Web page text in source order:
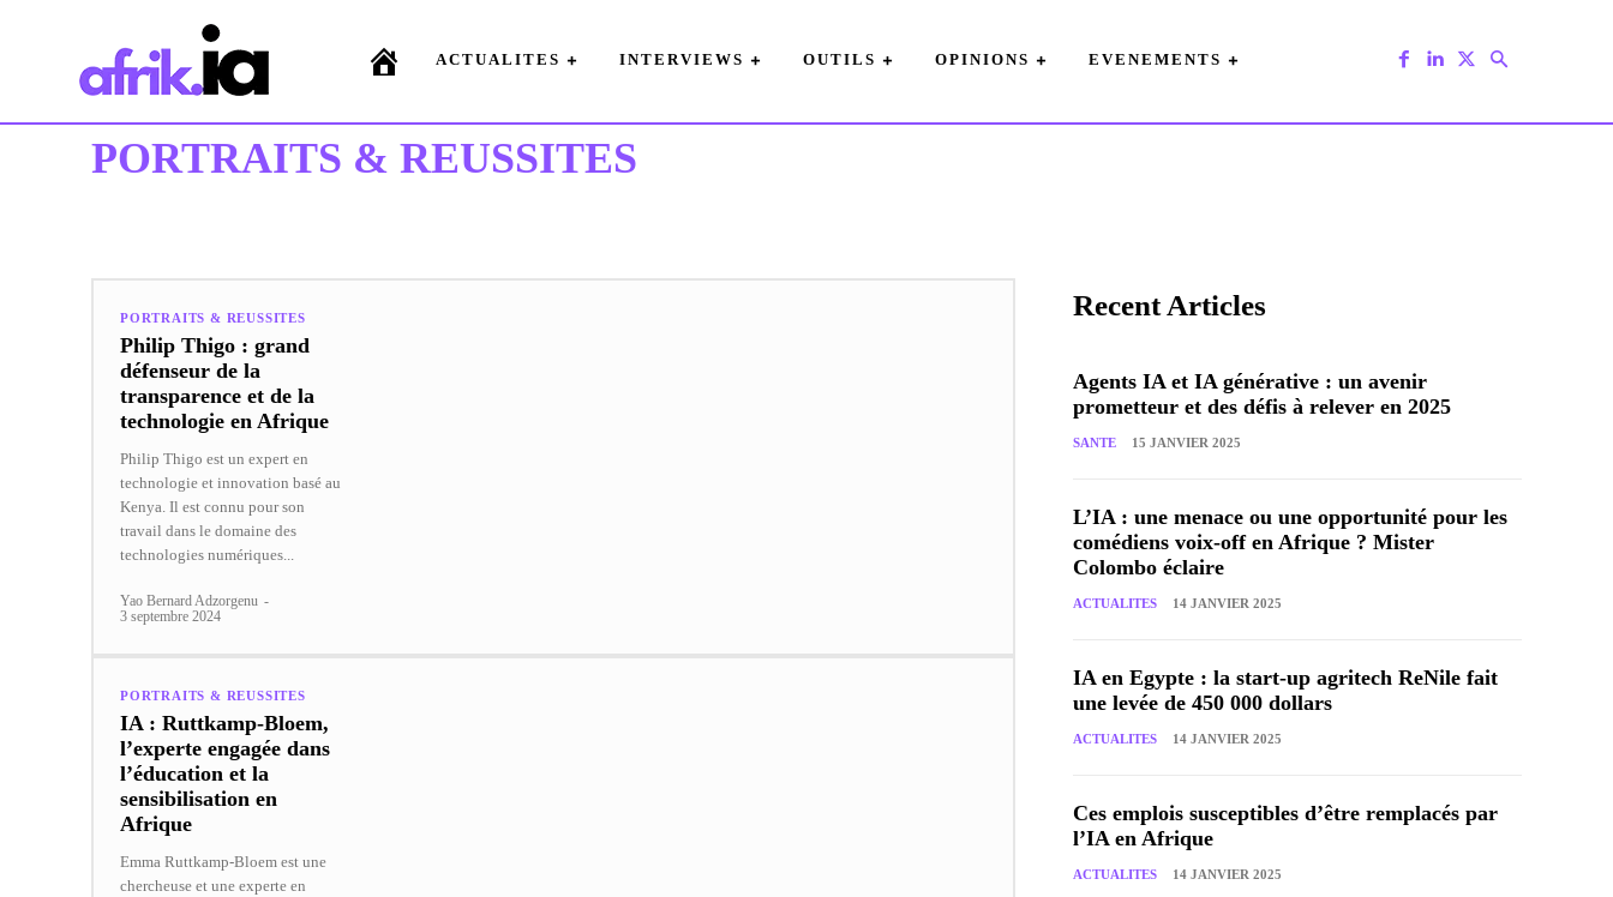
ACTUALITES INTERVIEWS OUTILS OPINIONS EVENEMENTS
PORTRAITS & REUSSITES
PORTRAITS & REUSSITES
Philip Thigo : grand
défenseur de la
transparence et de la
technologie en Afrique
Philip Thigo est un expert en
technologie et innovation basé au
Kenya. Il est connu pour son
travail dans le domaine des
technologies numériques...
Yao Bernard Adzorgenu -
3 septembre 2024
PORTRAITS & REUSSITES
IA : Ruttkamp-Bloem,
l’experte engagée dans
l’éducation et la
sensibilisation en
Afrique
Emma Ruttkamp-Bloem est une
chercheuse et une experte en
Recent Articles
Agents IA et IA générative : un avenir
prometteur et des défis à relever en 2025
SANTE 15 JANVIER 2025
L’IA : une menace ou une opportunité pour les
comédiens voix-off en Afrique ? Mister
Colombo éclaire
ACTUALITES 14 JANVIER 2025
IA en Egypte : la start-up agritech ReNile fait
une levée de 450 000 dollars
ACTUALITES 14 JANVIER 2025
Ces emplois susceptibles d’être remplacés par
l’IA en Afrique
ACTUALITES 14 JANVIER 2025